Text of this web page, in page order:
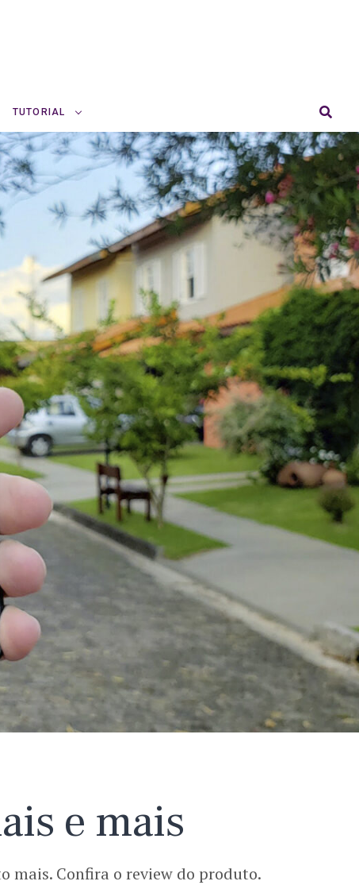
TUTORIAL
e mais
mais. Confira o review do produto.